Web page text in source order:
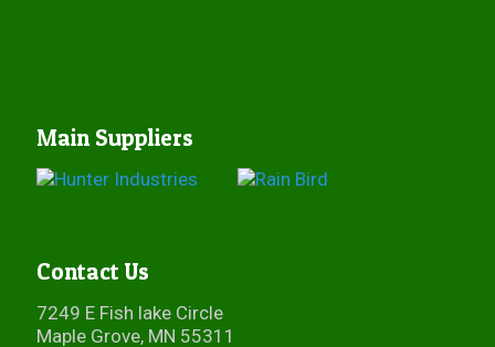
Main Suppliers
Contact Us
7249 E Fish lake Circle
Maple Grove, MN 55311